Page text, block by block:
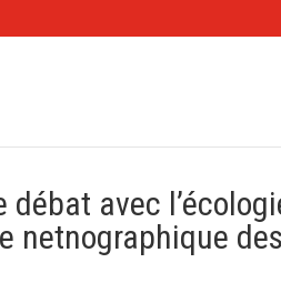
débat avec
netnographique